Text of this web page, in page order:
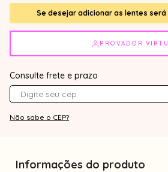
Se desejar adicionar as lentes
PROVADOR
Consulte frete e prazo
Não sabe o CEP?
Informações do produto